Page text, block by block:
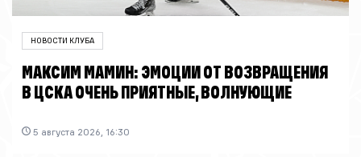
НОВОСТИ КЛУБА
МАКСИМ МАМИН: ЭМОЦИИ ОТ ВОЗВРАЩЕНИЯ
В ЦСКА ОЧЕНЬ ПРИЯТНЫЕ, ВОЛНУЮЩИЕ
5 августа 2026, 16:30